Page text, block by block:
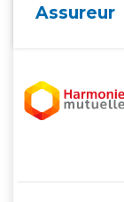
Assureur